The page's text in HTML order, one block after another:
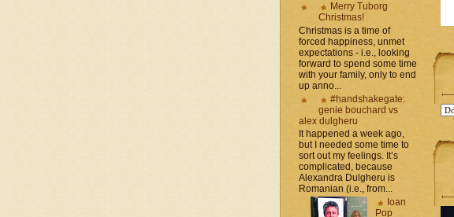
Merry Tuborg
Christmas!
Christmas is a time of
forced happiness, unmet
expectations - i.e., looking
forward to spend some time
with your family, only to end
up anno...
#handshakegate:
genie bouchard vs
alex dulgheru
It happened a week ago,
but I needed some time to
sort out my feelings. It’s
complicated, because
Alexandra Dulgheru is
Romanian (i.e., from...
Ioan
Pop